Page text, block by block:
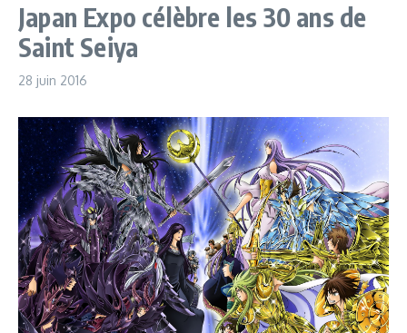
Japan Expo célèbre les 30 ans de
Saint Seiya
28 juin 2016